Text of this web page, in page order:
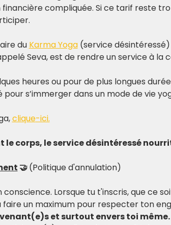
compliquée. Si ce tarif reste
du Karma Yoga (service
Seva, est de rendre un service à la
heures ou pour de plus longues
s’immerger dans un mode de vie
clique-ici.
corps, le service désintéressé
🤝 (Politique d'annulation)
Lorsque tu t'inscris, que ce
un maximum pour respecter ton
et surtout envers toi même.